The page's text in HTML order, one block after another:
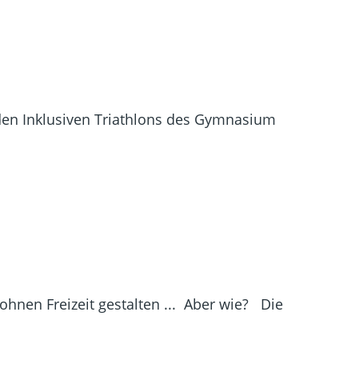
Inklusiven Triathlons des Gymnasium
Freizeit gestalten ... Aber wie? Die